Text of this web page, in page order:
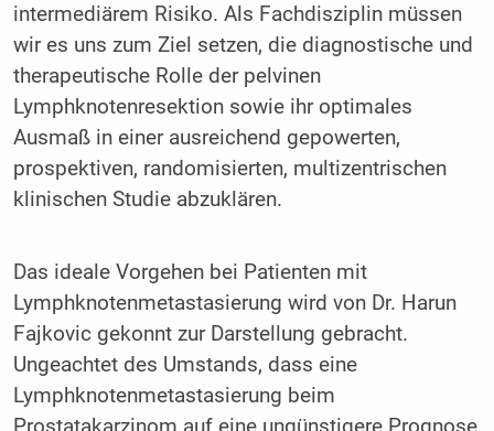
intermediärem Risiko. Als Fachdisziplin müssen
wir es uns zum Ziel setzen, die diagnostische und
therapeutische Rolle der pelvinen
Lymphknotenresektion sowie ihr optimales
Ausmaß in einer ausreichend gepowerten,
prospektiven, randomisierten, multizentrischen
klinischen Studie abzuklären.
Das ideale Vorgehen bei Patienten mit
Lymphknotenmetastasierung wird von Dr. Harun
Fajkovic gekonnt zur Darstellung gebracht.
Ungeachtet des Umstands, dass eine
Lymphknotenmetastasierung beim